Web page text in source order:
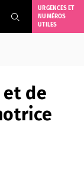
URGENCES ET
NUMÉROS
UTILES
et de